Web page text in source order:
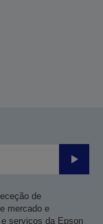
Enviar
de
mercado e
serviços da Epson